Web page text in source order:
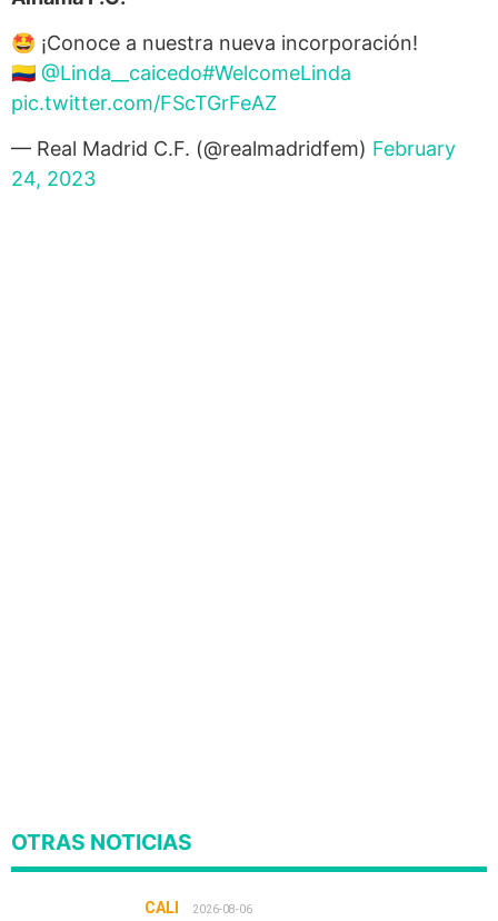
🤩 ¡Conoce a nuestra nueva incorporación!
🇨🇴 @Linda__caicedo#WelcomeLinda
pic.twitter.com/FScTGrFeAZ
— Real Madrid C.F. (@realmadridfem) February
24, 2023
OTRAS NOTICIAS
CALI 2026-08-06